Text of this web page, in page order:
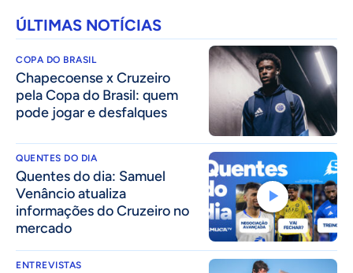
ÚLTIMAS NOTÍCIAS
COPA DO BRASIL
Chapecoense x Cruzeiro
pela Copa do Brasil: quem
pode jogar e desfalques
QUENTES DO DIA
Quentes do dia: Samuel
Venâncio atualiza
informações do Cruzeiro no
mercado
ENTREVISTAS